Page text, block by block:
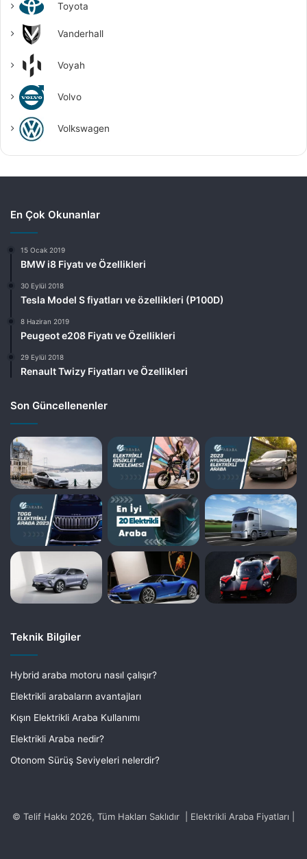
Toyota
Vanderhall
Voyah
Volvo
Volkswagen
En Çok Okunanlar
15 Ocak 2019
BMW i8 Fiyatı ve Özellikleri
30 Eylül 2018
Tesla Model S fiyatları ve özellikleri (P100D)
8 Haziran 2019
Peugeot e208 Fiyatı ve Özellikleri
29 Eylül 2018
Renault Twizy Fiyatları ve Özellikleri
Son Güncellenenler
Teknik Bilgiler
Hybrid araba motoru nasıl çalışır?
Elektrikli arabaların avantajları
Kışın Elektrikli Araba Kullanımı
Elektrikli Araba nedir?
Otonom Sürüş Seviyeleri nelerdir?
© Telif Hakkı 2026, Tüm Hakları Saklıdır | Elektrikli Araba Fiyatları |